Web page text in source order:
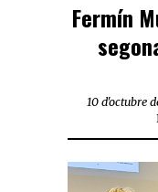
Fermín
10 d'octubre